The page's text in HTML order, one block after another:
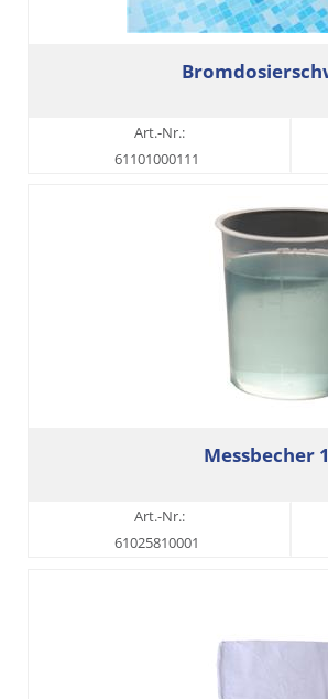
Art.-Nr.:
61101000111
Messbecher
Art.-Nr.:
61025810001